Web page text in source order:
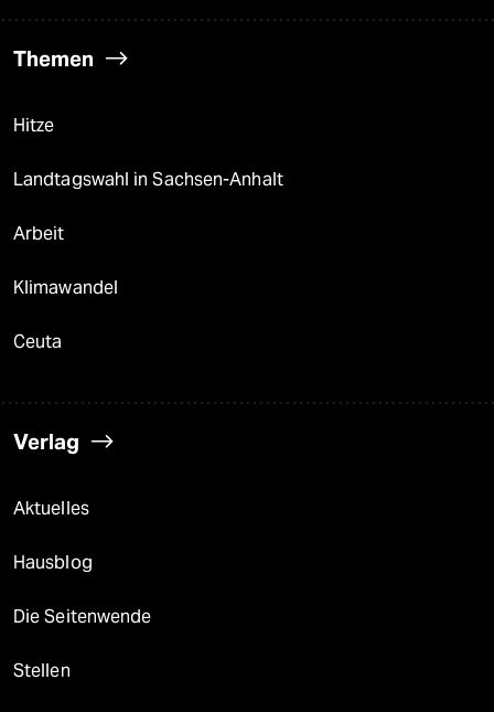
Themen
Hitze
Landtagswahl in Sachsen-Anhalt
Arbeit
Klimawandel
Ceuta
Verlag
Aktuelles
Hausblog
Die Seitenwende
Stellen